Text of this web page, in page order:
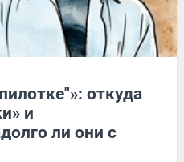
откуда
и
ли они с